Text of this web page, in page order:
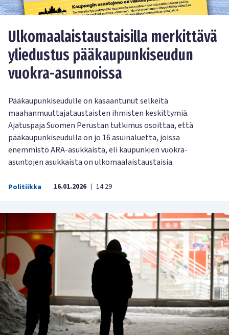
Ulkomaalaistaustaisilla merkittävä
yliedustus pääkaupunkiseudun
vuokra-asunnoissa
Pääkaupunkiseudulle on kasaantunut selkeitä
maahanmuuttajataustaisten ihmisten keskittymiä.
Ajatuspaja Suomen Perustan tutkimus osoittaa, että
pääkaupunkiseudulla on jo 16 asuinaluetta, joissa
enemmistö ARA-asukkaista, eli kaupunkien vuokra-
asuntojen asukkaista on ulkomaalaistaustaisia.
Politiikka 16.01.2026 | 14:29